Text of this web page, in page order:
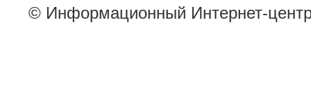
© Информационный Интернет-